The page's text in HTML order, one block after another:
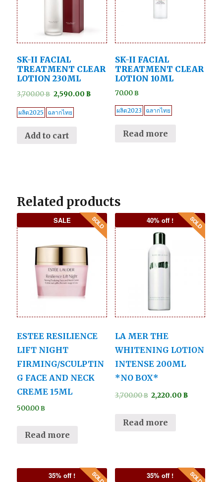
SK-II FACIAL
TREATMENT CLEAR
LOTION 230ML
3,700.00฿ 2,590.00 ฿
ผลิต2025 ฉลากไทย
Add to cart
SK-II FACIAL
TREATMENT CLEAR
LOTION 10ML
70.00฿
ผลิต2023 ฉลากไทย
Read more
Related products
SALE
ESTEE RESILIENCE
LIFT NIGHT
FIRMING/SCULPTIN
G FACE AND NECK
CREME 15ML
500.00฿
Read more
40% off !
LA MER THE
WHITENING LOTION
INTENSE 200ML
*NO BOX*
3,700.00฿ 2,220.00฿
Read more
35% off ! 35% off !